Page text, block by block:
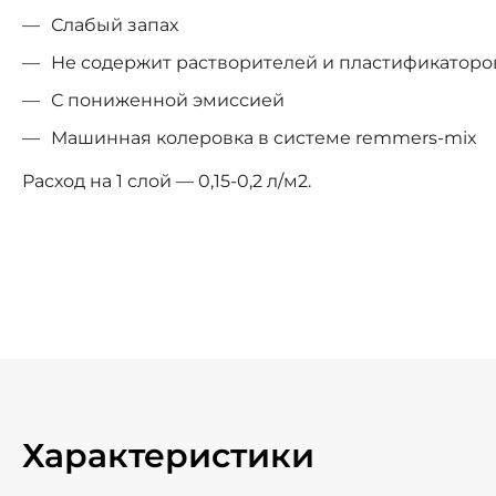
Слабый запах
Не содержит растворителей и
С пониженной эмиссией
Машинная колеровка в системе remmers-mix
Расход на 1 слой — 0,15-0,2 л/м2.
Характеристики